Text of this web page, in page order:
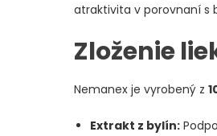
atraktivita v porovnaní s
Zloženie
Nemanex je vyrobený z
Extrakt z bylín: